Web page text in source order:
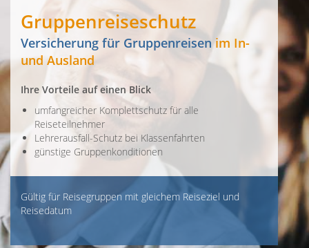
Gruppenreiseschutz
Versicherung für Gruppenreisenim In-
und Ausland
Ihre Vorteile auf einen Blick
umfangreicher Komplettschutz für alle
Reiseteilnehmer
Lehrerausfall-Schutz bei Klassenfahrten
günstige Gruppenkonditionen
Gültig für Reisegruppen mit gleichem Reiseziel und
Reisedatum